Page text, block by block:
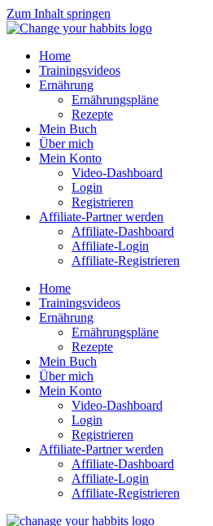
Zum Inhalt springen
Home
Trainingsvideos
Ernährung
Ernährungspläne
Rezepte
Mein Buch
Über mich
Mein Konto
Video-Dashboard
Login
Registrieren
Affiliate-Partner werden
Affiliate-Dashboard
Affiliate-Login
Affiliate-Registrieren
Home
Trainingsvideos
Ernährung
Ernährungspläne
Rezepte
Mein Buch
Über mich
Mein Konto
Video-Dashboard
Login
Registrieren
Affiliate-Partner werden
Affiliate-Dashboard
Affiliate-Login
Affiliate-Registrieren